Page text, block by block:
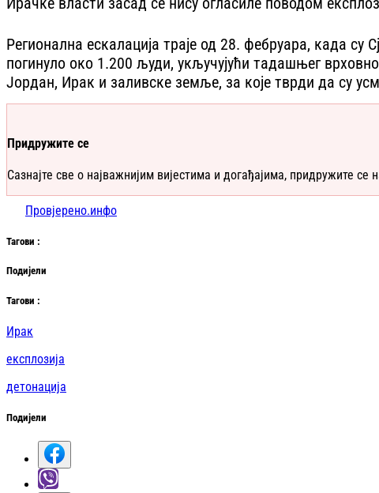
Регионална ескалација траје од 28. фебруара, када
погинуло око 1.200 људи, укључујући тадашњег
Јордан, Ирак и заливске земље, за које тврди да су
Придружите се
Сазнајте све о најважнијим вијестима и догађајима, придружите се
Провјерено.инфо
Тагови :
Подијели
Тагови :
Ирак
експлозија
детонација
Подијели